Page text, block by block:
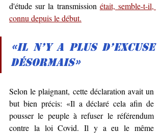
d'étude sur la transmission était, semble-t-il,
connu depuis le début.
«Il n’y a plus d’excuse
désormais»
Selon le plaignant, cette déclaration avait un
but bien précis: «Il a déclaré cela afin de
pousser le peuple à refuser le référendum
contre la loi Covid. Il y a eu le même